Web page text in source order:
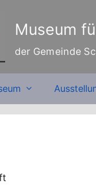
Museum
der Gemeinde